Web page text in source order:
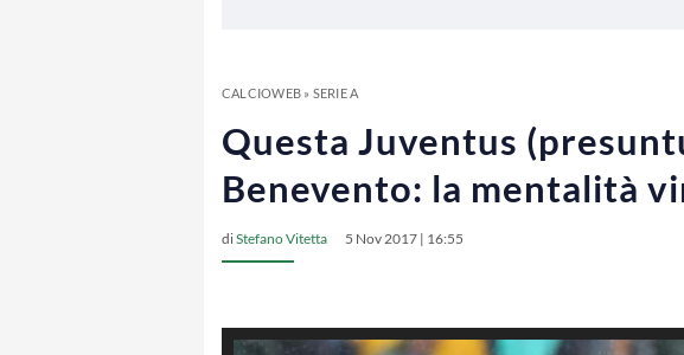
CALCIOWEB» SERIE A
Questa Juventus
Benevento: la mentalità
diStefano Vitetta 5 Nov 2017 | 16:55